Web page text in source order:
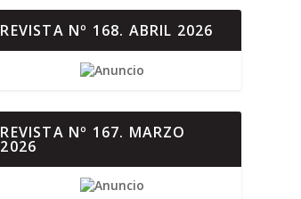
REVISTA Nº 168. ABRIL 2026
REVISTA Nº 167. MARZO
2026